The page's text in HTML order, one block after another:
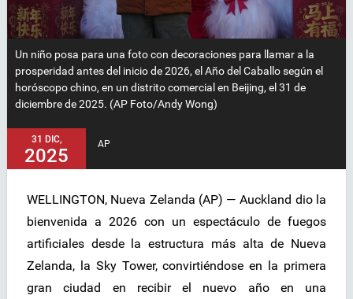
Un niño posa para una foto con decoraciones para llamar a la
prosperidad antes del inicio de 2026, el Año del Caballo según el
horóscopo chino, en un distrito comercial en Beijing, el 31 de
diciembre de 2025. (AP Foto/Andy Wong)
31 DIC,
2025
AP
WELLINGTON, Nueva Zelanda (AP) — Auckland dio la
bienvenida a 2026 con un espectáculo de fuegos
artificiales desde la estructura más alta de Nueva
Zelanda, la Sky Tower, convirtiéndose en la primera
gran ciudad en recibir el nuevo año en una